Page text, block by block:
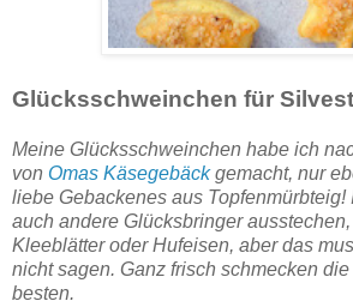
Glücksschweinchen für
Meine Glücksschweinchen habe ich
von Omas Käsegebäckgemacht, nur
liebe Gebackenes aus Topfenmürbteig!
auch andere Glücksbringer
Kleeblätter oder Hufeisen, aber das
nicht sagen. Ganz frisch schmecken
besten.